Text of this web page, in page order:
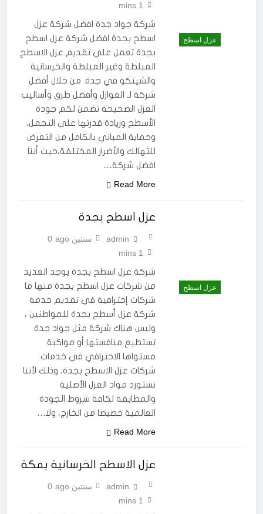
عزل اسطح
1 mins
شركة جواد جدة افضل شركة عزل
اسطح بجدة افضل شركة عزل اسطح
بجدة تعمل علي تقديم عزل الاسطح
المبلطة وغير المبلطة والخرسانية
والشينكو في جدة. من خلال أفضل
شركة لـ العوازل وأفضل طرق وأساليب
العزل الصحيحة تضمن لكم جودة
الأسطح وزيادة قدرتها على التحمل،
وحماية المباني بالكامل من التعرض
للتهالك والأضرار المختلفة،حيث أننا
افضل شركة…
Read More
عزل اسطح
عزل اسطح بجدة
admin سنتين ago
0
1 mins
شركة عزل اسطح بجدة يوجد العديد
من شركات عزل اسطح بجدة منها ما
شركات إحترافية في تقديم خدمة
شركة عزل أسطح بجدة للمواطنين ،
وليس هناك شركة مثل جواد جدة
تستطيع منافستها أو مواكبة
مستواها الاحترافي في خدمات
شركات عزل الاسطح بجدة، وذلك لأننا
نستورد مواد العزل الأصلية
والمطابقة لكافة شروط الجودة
العالمية خصيصا من الخارج، ولا…
Read More
عزل الاسطح الخرسانية بمكة
admin سنتين ago
0
1 mins